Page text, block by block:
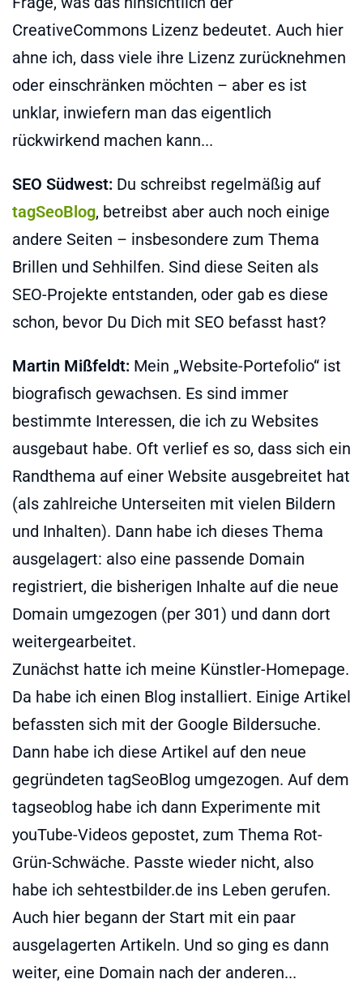
CreativeCommons Lizenz bedeutet. Auch hier
ahne ich, dass viele ihre Lizenz zurücknehmen
oder einschränken möchten – aber es ist
unklar, inwiefern man das eigentlich
rückwirkend machen kann...
SEO Südwest: Du schreibst regelmäßig auf
tagSeoBlog, betreibst aber auch noch einige
andere Seiten – insbesondere zum Thema
Brillen und Sehhilfen. Sind diese Seiten als
SEO-Projekte entstanden, oder gab es diese
schon, bevor Du Dich mit SEO befasst hast?
Martin Mißfeldt: Mein „Website-Portefolio“ ist
biografisch gewachsen. Es sind immer
bestimmte Interessen, die ich zu Websites
ausgebaut habe. Oft verlief es so, dass sich ein
Randthema auf einer Website ausgebreitet hat
(als zahlreiche Unterseiten mit vielen Bildern
und Inhalten). Dann habe ich dieses Thema
ausgelagert: also eine passende Domain
registriert, die bisherigen Inhalte auf die neue
Domain umgezogen (per 301) und dann dort
weitergearbeitet.
Zunächst hatte ich meine Künstler-Homepage.
Da habe ich einen Blog installiert. Einige Artikel
befassten sich mit der Google Bildersuche.
Dann habe ich diese Artikel auf den neue
gegründeten tagSeoBlog umgezogen. Auf dem
tagseoblog habe ich dann Experimente mit
youTube-Videos gepostet, zum Thema Rot-
Grün-Schwäche. Passte wieder nicht, also
habe ich sehtestbilder.de ins Leben gerufen.
Auch hier begann der Start mit ein paar
ausgelagerten Artikeln. Und so ging es dann
weiter, eine Domain nach der anderen...